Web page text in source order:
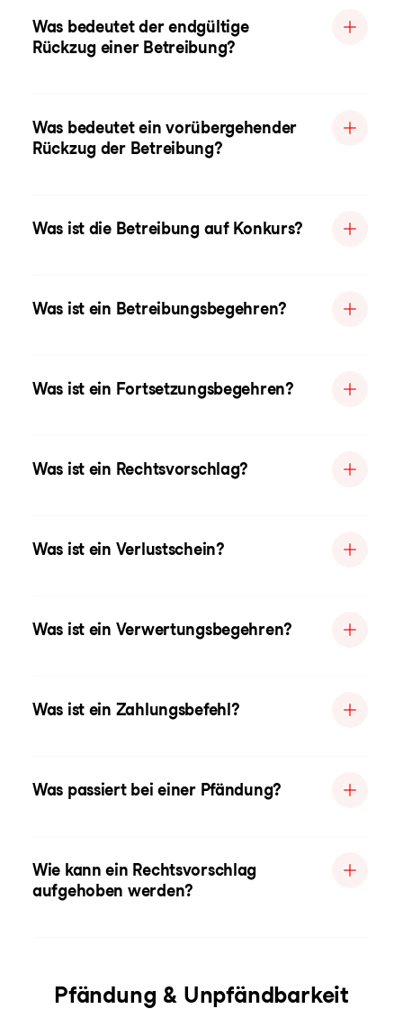
Was bedeutet der endgültige
Rückzug einer Betreibung?
Was bedeutet ein vorübergehender
Rückzug der Betreibung?
Was ist die Betreibung auf Konkurs?
Was ist ein Betreibungsbegehren?
Was ist ein Fortsetzungsbegehren?
Was ist ein Rechtsvorschlag?
Was ist ein Verlustschein?
Was ist ein Verwertungsbegehren?
Was ist ein Zahlungsbefehl?
Was passiert bei einer Pfändung?
Wie kann ein Rechtsvorschlag
aufgehoben werden?
Pfändung & Unpfändbarkeit